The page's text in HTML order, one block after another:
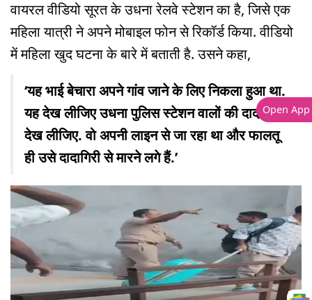
वायरल वीडियो सूरत के उधना रेलवे स्टेशन का है, जिसे एक
महिला यात्री ने अपने मोबाइल फोन से रिकॉर्ड किया. वीडियो
में महिला खुद घटना के बारे में बताती है. उसने कहा,
‘यह भाई बेचारा अपने गांव जाने के लिए निकला हुआ था.
यह देख लीजिए उधना पुलिस स्टेशन वालों की दादागिरी
देख लीजिए. वो अपनी लाइन से जा रहा था और फालतू
ही उसे दादागिरी से मारने लगे हैं.’
Open App